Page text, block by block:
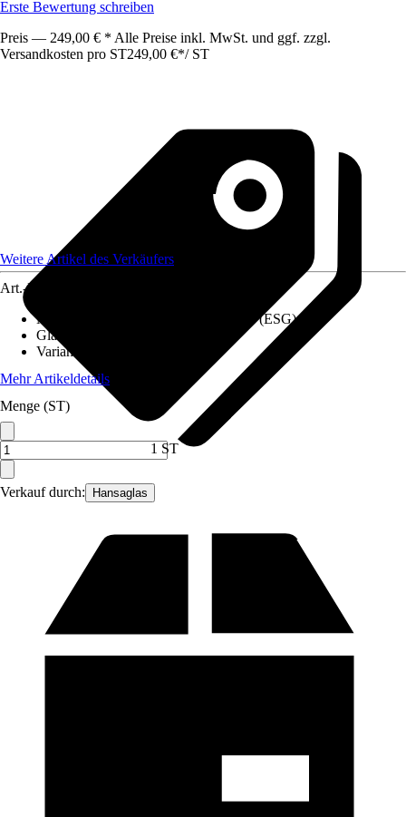
Erste Bewertung schreiben
Preis — 249,00 € * Alle Preise inkl. MwSt. und ggf. zzgl.
Versandkosten pro ST249,00 €*/ ST
Verkauf durch: Hansaglas
Weitere Artikel des Verkäufers
Art.-Nr.
Materialspezifizierung
Sicherheitsglas (ESG)
Glasart
Variante
Mehr Artikeldetails
Menge (ST)
1 ST